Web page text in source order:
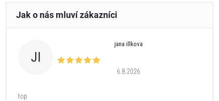
JI
jana illkova
6.8.2026
top